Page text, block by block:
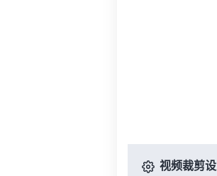
视频裁剪